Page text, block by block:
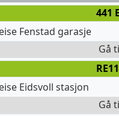
441
Fenstad garasje
Gå
Eidsvoll stasjon
Gå